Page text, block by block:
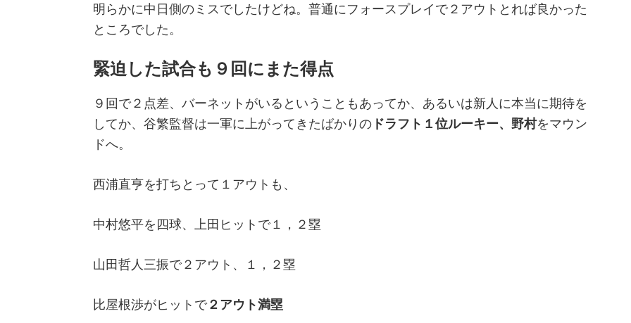
明らかに中日側のミスでしたけどね。普通にフォースプレイで２アウトとれば良かった
ところでした。
緊迫した試合も９回にまた得点
９回で２点差、バーネットがいるということもあってか、あるいは新人に本当に期待を
してか、谷繁監督は一軍に上がってきたばかりの ドラフト１位ルーキー、野村をマウン
ドへ。
西浦直亨を打ちとって１アウトも、
中村悠平を四球、上田ヒットで１，２塁
山田哲人三振で２アウト、１，２塁
比屋根渉がヒットで２アウト満塁